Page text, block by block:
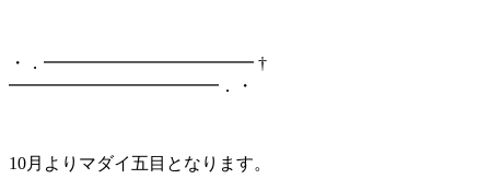
・．━━━━━━━━━━━━ †
━━━━━━━━━━━━．・
10月よりマダイ五目となります。